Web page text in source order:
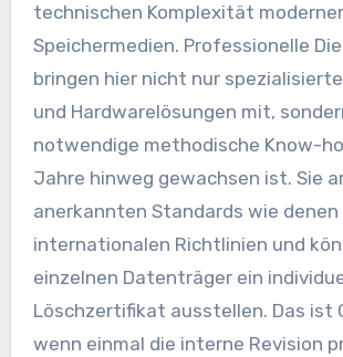
technischen Komplexität moderner
Speichermedien. Professionelle
bringen hier nicht nur
und Hardwarelösungen mit,
notwendige methodische Know-
Jahre hinweg gewachsen ist. Sie
anerkannten Standards wie denen
internationalen Richtlinien und
einzelnen Datenträger ein
Löschzertifikat ausstellen. Das ist
wenn einmal die interne Revision